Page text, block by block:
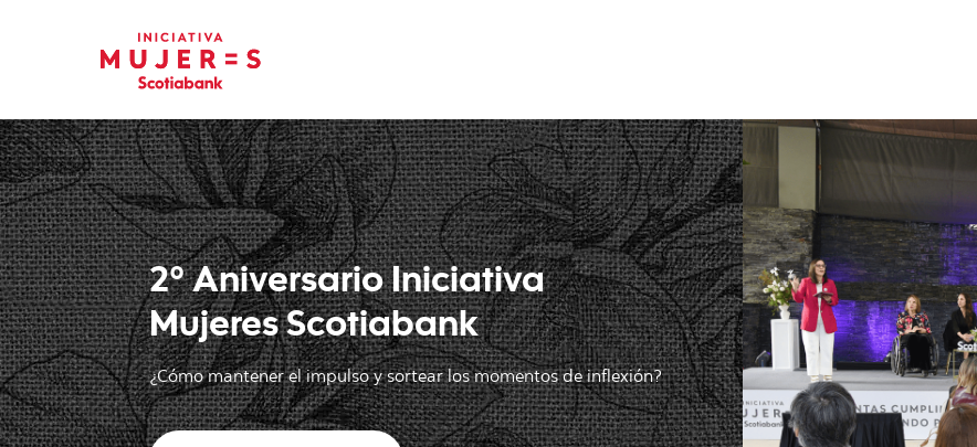
2° Aniversario Iniciativa
Mujeres Scotiabank
¿Cómo mantener el impulso y sortear los momentos de inflexión?​